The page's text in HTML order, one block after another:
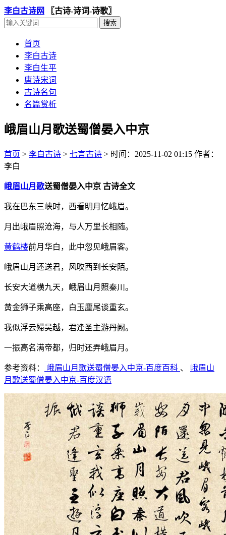
李白古诗网 〖古诗-诗词-诗歌〗
首页
李白古诗
李白生平
唐诗宋词
古诗名句
名篇赏析
峨眉山月歌送蜀僧晏入中京
首页 > 李白古诗 > 七言古诗 > 时间：2025-11-02 01:15 作者：
李白
峨眉山月歌送蜀僧晏入中京 古诗全文
我在巴东三峡时，西看明月忆峨眉。
月出峨眉照沧海，与人万里长相随。
黄鹤楼前月华白，此中忽见峨眉客。
峨眉山月还送君，风吹西到长安陌。
长安大道横九天，峨眉山月照秦川。
黄金狮子乘高座，白玉麈尾谈重玄。
我似浮云殢吴越，君逢圣主游丹阙。
一振高名满帝都，归时还弄峨眉月。
参考资料： 峨眉山月歌送蜀僧晏入中京-百度百科 、 峨眉山
月歌送蜀僧晏入中京-百度汉语